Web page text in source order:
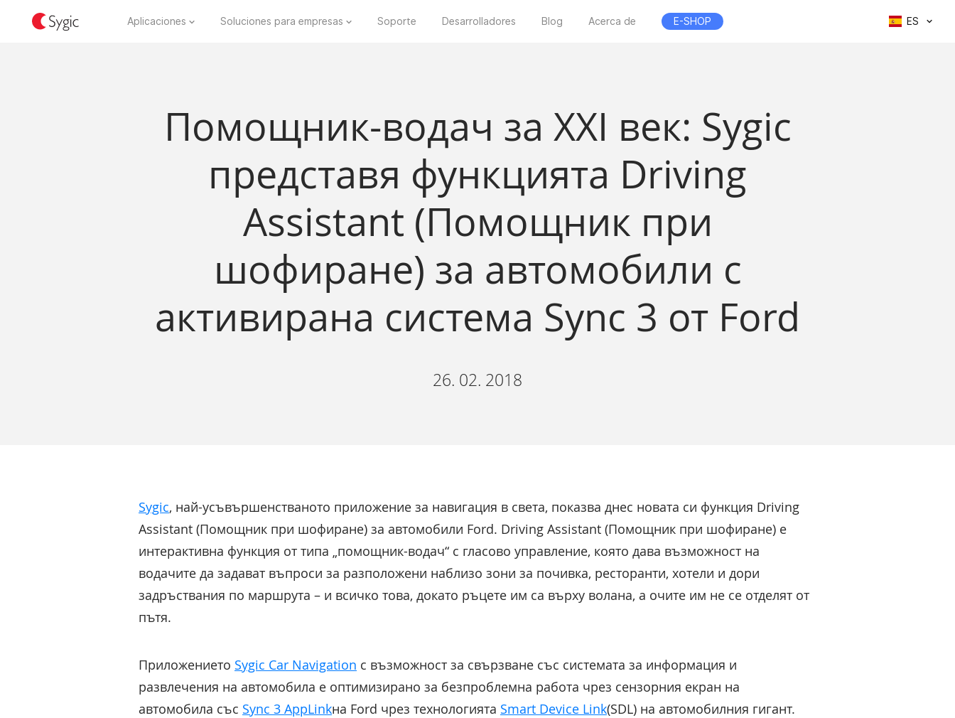
Aplicaciones Soluciones para empresas Soporte Desarrolladores Blog Acerca de E-SHOP ES
Помощник-водач за XXI век: Sygic
представя функцията Driving
Assistant (Помощник при
шофиране) за автомобили с
активирана система Sync 3 от Ford
26. 02. 2018
Sygic, най-усъвършенстваното приложение за навигация в света, показва днес новата си функция Driving
Assistant (Помощник при шофиране) за автомобили Ford. Driving Assistant (Помощник при шофиране) е
интерактивна функция от типа „помощник-водач“ с гласово управление, която дава възможност на
водачите да задават въпроси за разположени наблизо зони за почивка, ресторанти, хотели и дори
задръствания по маршрута – и всичко това, докато ръцете им са върху волана, а очите им не се отделят от
пътя.
Приложението Sygic Car Navigation с възможност за свързване със системата за информация и
развлечения на автомобила е оптимизирано за безпроблемна работа чрез сензорния екран на
автомобила със Sync 3 AppLinkна Ford чрез технологията Smart Device Link(SDL) на автомобилния гигант.